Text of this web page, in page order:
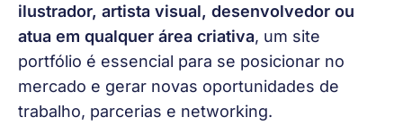
ilustrador, artista visual, desenvolvedor ou
atua em qualquer área criativa, um site
portfólio é essencial para se posicionar no
mercado e gerar novas oportunidades de
trabalho, parcerias e networking.